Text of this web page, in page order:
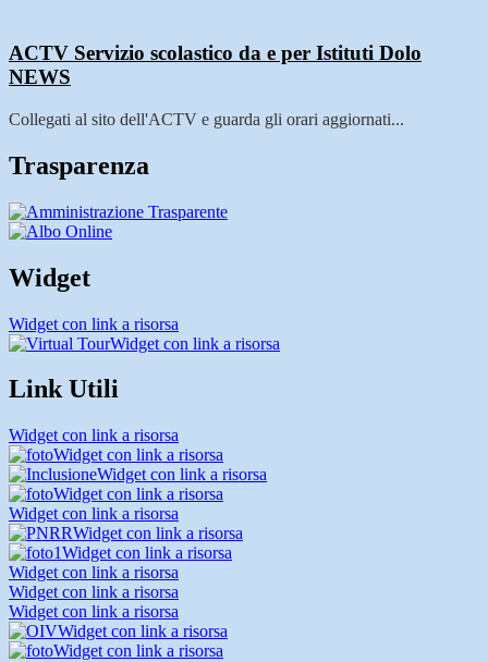
ACTV Servizio scolastico da e per Istituti Dolo
NEWS
Collegati al sito dell'ACTV e guarda gli orari aggiornati...
Trasparenza
Widget
Widget con link a risorsa
Widget con link a risorsa
Link Utili
Widget con link a risorsa
Widget con link a risorsa
Widget con link a risorsa
Widget con link a risorsa
Widget con link a risorsa
Widget con link a risorsa
Widget con link a risorsa
Widget con link a risorsa
Widget con link a risorsa
Widget con link a risorsa
Widget con link a risorsa
Widget con link a risorsa